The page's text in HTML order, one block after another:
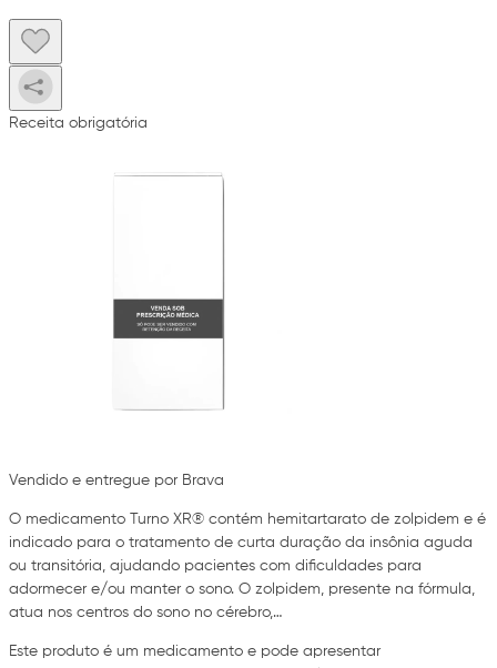
Receita obrigatória
Vendido e entregue por Brava
O medicamento Turno XR® contém hemitartarato de zolpidem e é
indicado para o tratamento de curta duração da insônia aguda
ou transitória, ajudando pacientes com dificuldades para
adormecer e/ou manter o sono. O zolpidem, presente na fórmula,
atua nos centros do sono no cérebro,…
Este produto é um medicamento e pode apresentar